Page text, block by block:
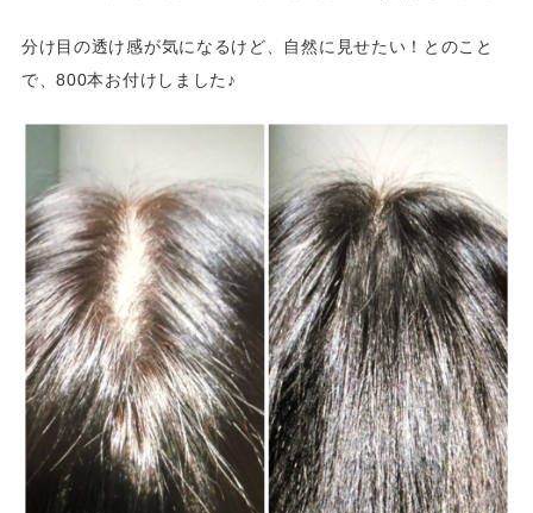
分け目の透け感が気になるけど、自然に見せたい！とのこと
で、800本お付けしました♪